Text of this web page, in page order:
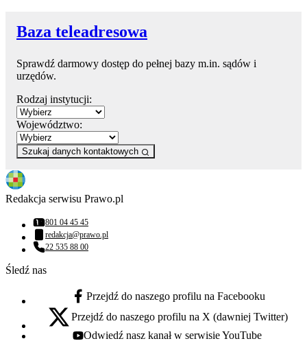
Baza teleadresowa
Sprawdź darmowy dostęp do pełnej bazy m.in. sądów i
urzędów.
Rodzaj instytucji:
Województwo:
Szukaj danych kontaktowych
Redakcja serwisu Prawo.pl
Numer telefonu:
801 04 45 45
Adres email:
redakcja@prawo.pl
Numer telefonu:
22 535 88 00
Śledź nas
facebook - otwiera się w nowej karcie
Przejdź do naszego profilu na Facebooku
x - otwiera się w nowej karcie
Przejdź do naszego profilu na X (dawniej Twitter)
youtube - otwiera się w nowej karcie
Odwiedź nasz kanał w serwisie YouTube